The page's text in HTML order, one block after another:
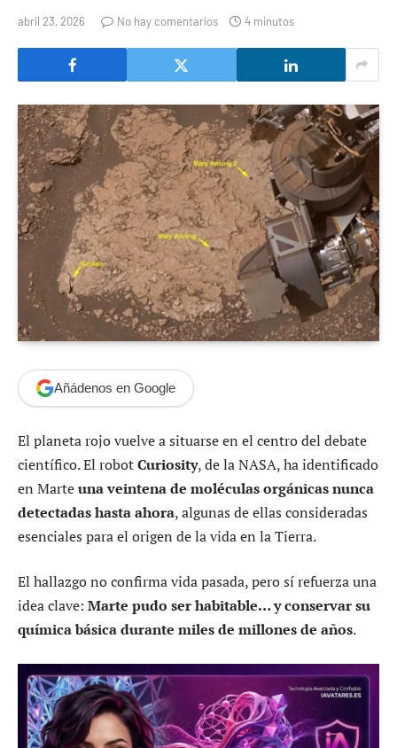
abril 23, 2026 No hay comentarios 4 minutos
Añádenos en Google
El planeta rojo vuelve a situarse en el centro del debate
científico. El robotCuriosity, de la NASA, ha identificado
en Marteuna veintena de moléculas orgánicas nunca
detectadas hasta ahora, algunas de ellas consideradas
esenciales para el origen de la vida en la Tierra.
El hallazgo no confirma vida pasada, pero sí refuerza una
idea clave: Marte pudo ser habitable… y conservar su
química básica durante miles de millones de años.